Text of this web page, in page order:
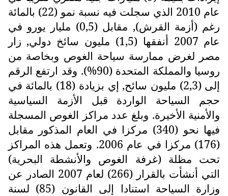
عام 2010 الذي سجلت فيه نسبة نمو (22) بالمائة
رغم (أزمة القرش), مقابل (0,5) مليار يورو في
عام 2007 أنفقها (1,5) مليون سائخ دولي, زار
مصر لغرض ممارسة سياحة الغوص وبخاصة من
روسيا والمملكة المتحدة (90%). وقد ارتفع الرقم
إلى (2,3) مليون سائح, إي بزيادة (18) بالمائة في
حجم السياحة الواردة قبل الأزمة السياسية
والأمنية الأخيرة. وبلغ عدد مراكز الغوص المسجلة
فيها نحو (340) مركزا في العام المذكور مقابل
(176) مركزا في عام 2006. وتعمل هذه المراكز
تحت مظلة (غرفة الغوص والأنشطة البحرية)
التي أنشأت بالقرار (266) لعام 2007 الصادر عن
وزارة السياحة استنادا إلى القانون (85) لسنة